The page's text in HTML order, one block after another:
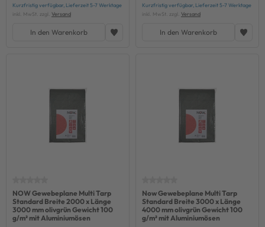
Kurzfristig verfügbar, Lieferzeit 5-7 Werktage
inkl. MwSt. zzgl. Versand
In den Warenkorb
Kurzfristig verfügbar, Lieferzeit 5-7 Werktage
inkl. MwSt. zzgl. Versand
In den Warenkorb
NOW Gewebeplane Multi Tarp
Standard Breite 2000 x Länge
3000 mm olivgrün Gewicht 100
g/m² mit Aluminiumösen
Now Gewebeplane Multi Tarp
Standard Breite 3000 x Länge
4000 mm olivgrün Gewicht 100
g/m² mit Aluminiumösen